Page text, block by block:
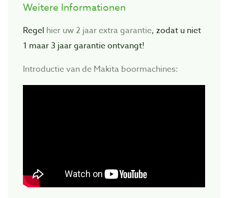
Weitere Informationen
Regel hier uw 2 jaar extra garantie, zodat u niet
1 maar 3 jaar garantie ontvangt!
Introductie van de Makita boormachines: